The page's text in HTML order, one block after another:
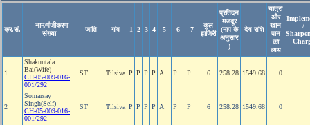
क्र.सं.
नाम/पंजीकरण
संख्या
जाति गांव 1 2 3 4 5 6 7
कुल
हाजिरी
प्रतिदन
मजदूर
(माप के
अनुसार
)
देय राशि
यात्रा
और
खान
पान
का
व्यय
/
1
Shakuntala
Bai(Wife)
CH-05-009-016-
001/292
ST Tilsiva P P P P A P P 6 258.28 1549.68 0
2
Somarsay
Singh(Self)
CH-05-009-016-
001/292
ST Tilsiva P P P P A P P 6 258.28 1549.68 0